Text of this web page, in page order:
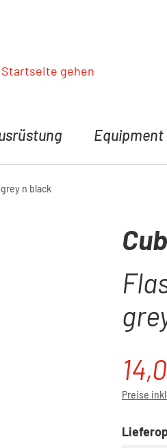
Equipment
n black
Preise